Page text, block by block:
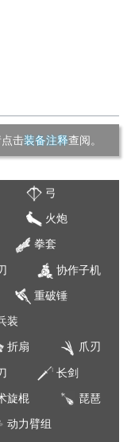
击装备注释查阅。
弓
火炮
拳套
协作子机
重破锤
装
折扇 爪刃
长剑
旋棍 琵琶
动力臂组